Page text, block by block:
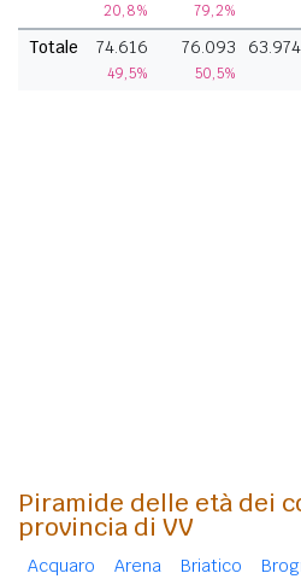
20,8% 79,2%
Totale 74.616
49,5%
76.093
50,5%
63.974
Piramide delle età dei
provincia di VV
Acquaro Arena Briatico